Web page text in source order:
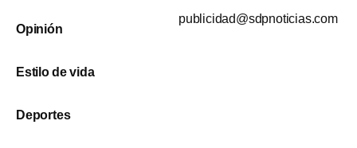
Opinión
Estilo de vida
Deportes
publicidad@sdpnoticias.com